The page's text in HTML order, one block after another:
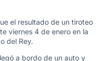
el resultado de un tiroteo
viernes 4 de enero en la
del Rey.
a bordo de un auto y